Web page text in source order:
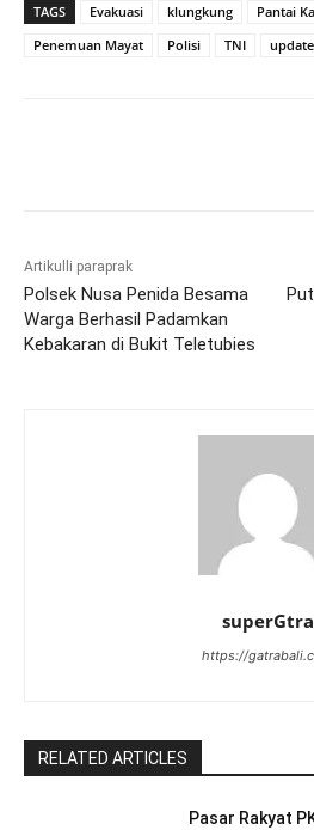
TAGS Evakuasi klungkung
Pantai
Penemuan Mayat
Polisi TNI
Artikulli paraprak
Polsek Nusa Penida Besama
Warga Berhasil Padamkan
Kebakaran di Bukit Teletubies
superGtra
https://
RELATED ARTICLES
Pasar Rakyat